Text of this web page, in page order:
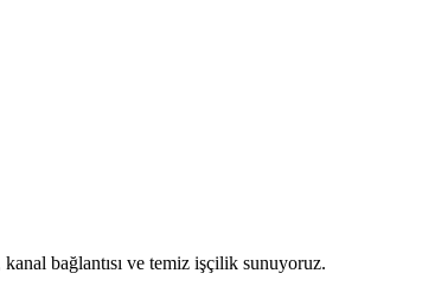
kanal bağlantısı ve temiz işçilik sunuyoruz.